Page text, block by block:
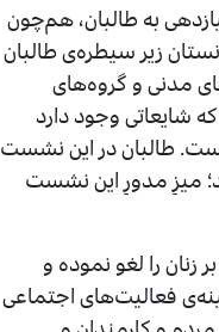
به طالبان، هم‌چون
زیر سیطره‌ی طالبان
مدنی و گروه‌های
شایعاتی وجود دارد
طالبان در این نشست
میزِ مدورِ این نشست
را لغو نموده و
فعالیت‌های اجتماعی